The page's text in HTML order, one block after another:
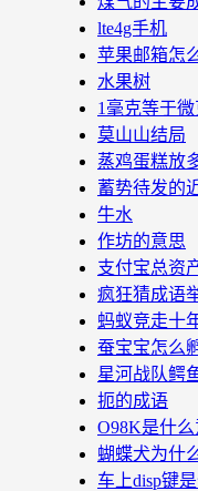
lte4g手机
苹果邮箱怎
水果树
1毫克等于
莫山山结局
蒸鸡蛋糕放
蓄势待发的
牛水
作坊的意思
支付宝总资
疯狂猜成语
蚂蚁竞走十
蚕宝宝怎么
星河战队鳄
扼的成语
O98K是什么
蝴蝶犬为什
车上disp键